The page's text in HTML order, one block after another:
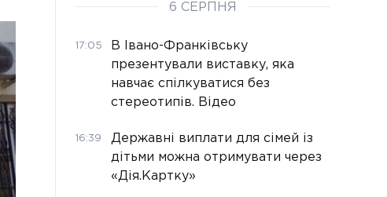
6 СЕРПНЯ
17:05
В Івано-Франківську
презентували виставку, яка
навчає спілкуватися без
стереотипів. Відео
16:39
Державні виплати для сімей із
дітьми можна отримувати через
«Дія.Картку»